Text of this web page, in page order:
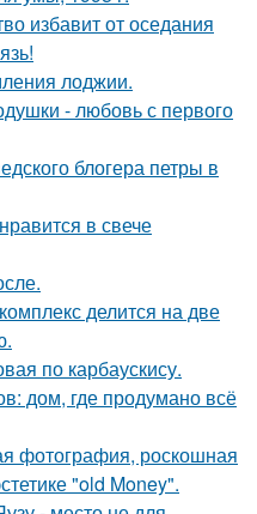
избавит от оседания
лоджии.
- любовь с первого
блогера петры в
в свече
делится на две
по карбаускису.
дом, где продумано всё
фотография, роскошная
"old Money".